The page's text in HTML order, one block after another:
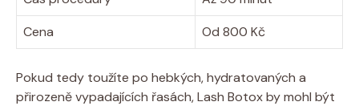
Cena
Od 800 Kč
Pokud tedy toužíte po hebkých, hydratovaných a
přirozeně vypadajících řasách, Lash Botox by mohl být